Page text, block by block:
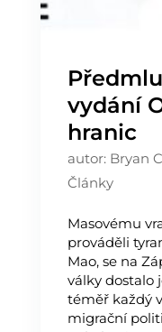
vydání
hranic
autor: Bryan
Články
Masovému
prováděli
Mao, se na
války dostalo
téměř každý
migrační